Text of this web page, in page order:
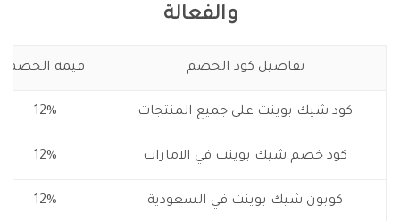
والفعالة
تفاصيل كود الخصم قيمة الخصم
كود شيك بوينت على جميع المنتجات 12%
كود خصم شيك بوينت في الامارات 12%
كوبون شيك بوينت في السعودية 12%